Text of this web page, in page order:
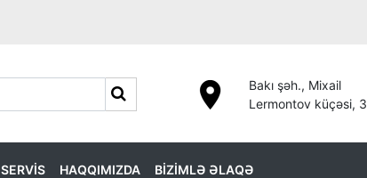
Bakı şəh., Mixail
Lermontov küçəsi, 3
SERVİS HAQQIMIZDA BİZİMLƏ ƏLAQƏ